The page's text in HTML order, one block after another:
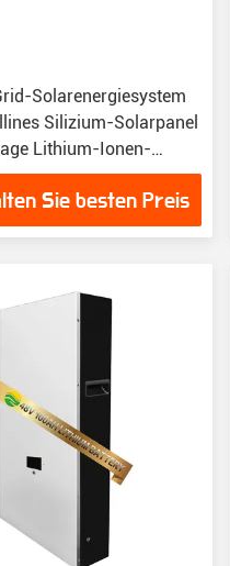
Solarenergiesystem
Silizium-Solarpanel
Lithium-Ionen-
Zuhause
Sie besten Preis